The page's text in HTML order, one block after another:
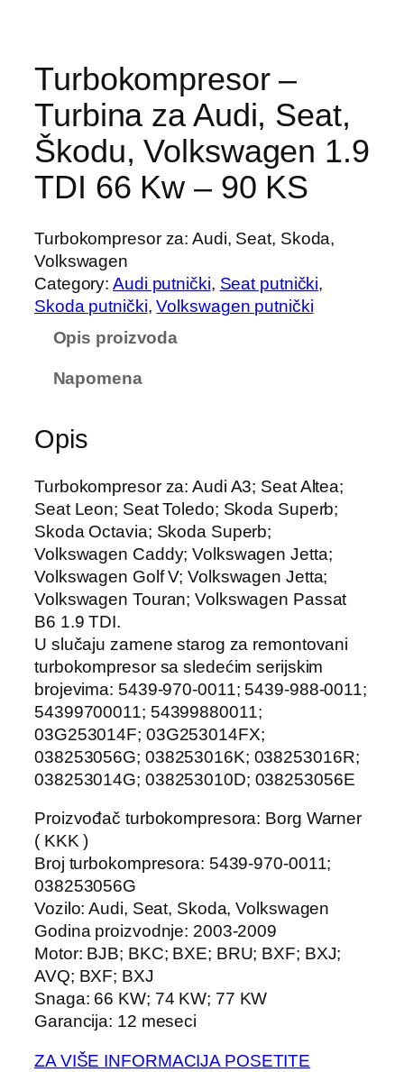
Turbokompresor –
Turbina za Audi, Seat,
Škodu, Volkswagen 1.9
TDI 66 Kw – 90 KS
Turbokompresor za: Audi, Seat, Skoda,
Volkswagen
Category:Audi putnički, Seat putnički
Skoda putnički, Volkswagen putnički
Opis proizvoda
Napomena
Opis
Turbokompresor za: Audi A3; Seat Altea;
Seat Leon; Seat Toledo; Skoda Superb;
Skoda Octavia; Skoda Superb;
Volkswagen Caddy; Volkswagen Jetta;
Volkswagen Golf V; Volkswagen Jetta;
Volkswagen Touran; Volkswagen Passat
B6 1.9 TDI.
U slučaju zamene starog za remontovani
turbokompresor sa sledećim serijskim
brojevima: 5439-970-0011; 5439-988-0011;
54399700011; 54399880011;
03G253014F; 03G253014FX;
038253056G; 038253016K; 038253016R;
038253014G; 038253010D; 038253056E
Proizvođač turbokompresora: Borg Warner
( KKK )
Broj turbokompresora: 5439-970-0011;
038253056G
Vozilo: Audi, Seat, Skoda, Volkswagen
Godina proizvodnje: 2003-2009
Motor: BJB; BKC; BXE; BRU; BXF; BXJ;
AVQ; BXF; BXJ
Snaga: 66 KW; 74 KW; 77 KW
Garancija: 12 meseci
ZA VIŠE INFORMACIJA POSETITE